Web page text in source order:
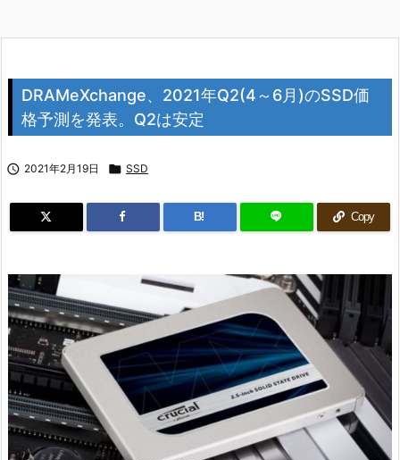
DRAMeXchange、2021年Q2(4～6月)のSSD価
格予測を発表。Q2は安定
 2021年2月19日  SSD
B! Copy